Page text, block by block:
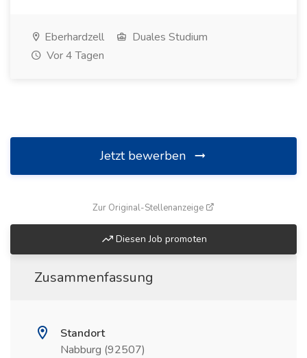
Eberhardzell
Duales Studium
Vor 4 Tagen
Jetzt bewerben
Zur Original-Stellenanzeige
Diesen Job promoten
Zusammenfassung
Standort
Nabburg (92507)